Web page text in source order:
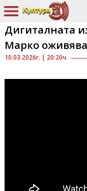
10.03.2026г. | 20:20ч.
Дигиталната
Марко оживява